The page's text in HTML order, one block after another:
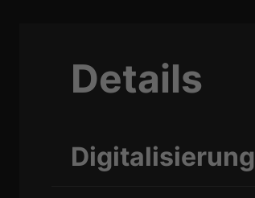
Details
Digitalisierung